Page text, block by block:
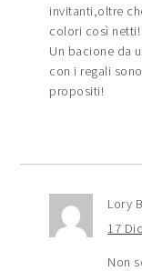
invitanti,oltre
colori così netti!
Un bacione da
con i regali
propositi!
Lory
17
Non